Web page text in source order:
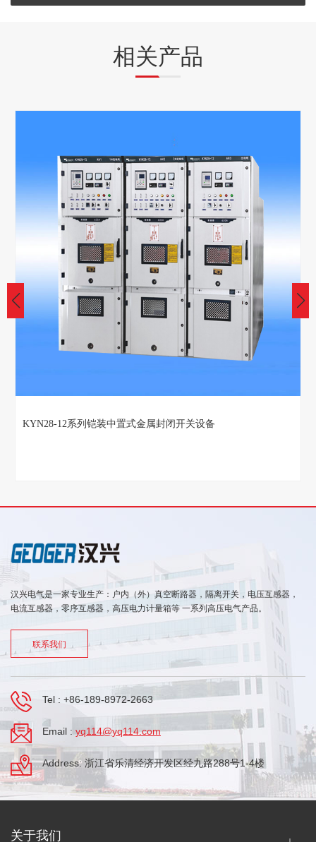
相关产品
KYN28-12系列铠装中置式金属封闭开关设备
汉兴电气是一家专业生产：户内（外）真空断路器，隔离开关，电压互感器，
电流互感器，零序互感器，高压电力计量箱等 一系列高压电气产品。
联系我们
Tel : +86-189-8972-2663
Email : yq114@yq114.com
Address: 浙江省乐清经济开发区经九路288号1-4楼
关于我们